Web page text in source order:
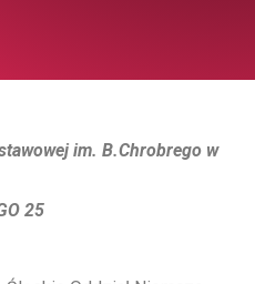
im. B.Chrobrego w
25